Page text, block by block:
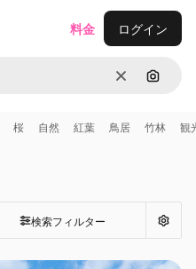
消去 画像で
料金 ログイン
桜 自然 紅葉 鳥居 竹林 観
検索フィルター